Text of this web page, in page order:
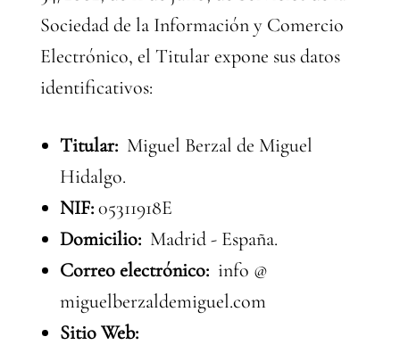
Sociedad de la Información y Comercio
Electrónico, el Titular expone sus datos
identificativos:
Titular:Miguel Berzal de Miguel
Hidalgo.
NIF:05311918E
Domicilio:Madrid - España.
Correo electrónico:info @
miguelberzaldemiguel.com
Sitio Web: